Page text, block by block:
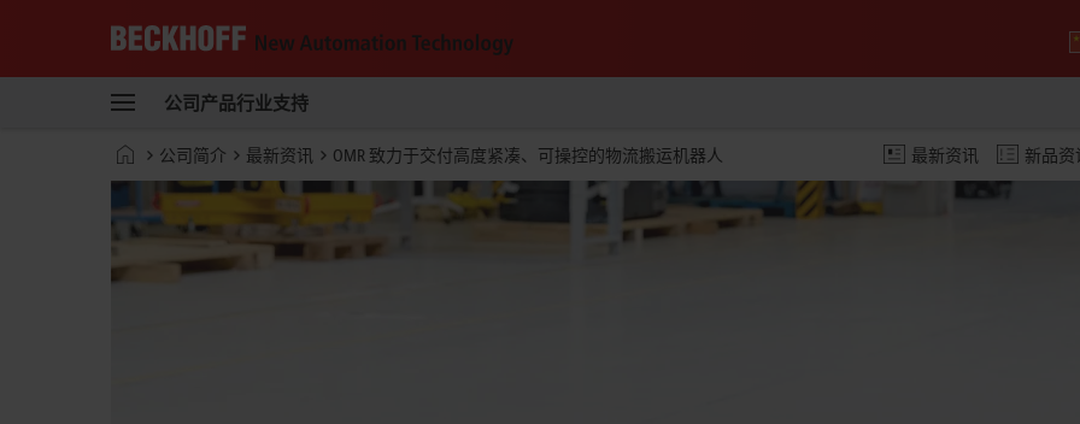
自
化
新
技
术
公司产品行业支持
最新资讯 新品资
Start
公司简介 最新资讯 OMR 致力于交付高度紧凑、可操控的物流搬运机器人